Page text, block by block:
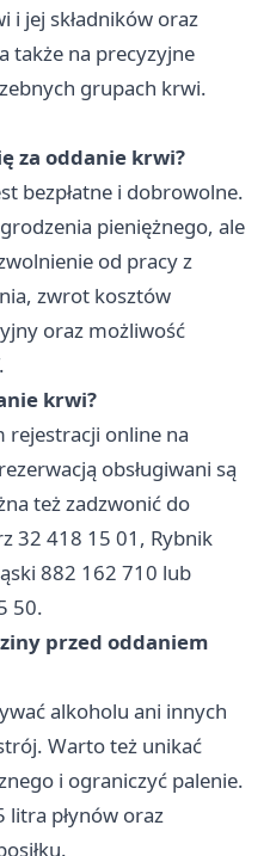
i jej składników oraz
także na precyzyjne
grupach krwi.
za oddanie krwi?
bezpłatne i dobrowolne.
pieniężnego, ale
od pracy z
zwrot kosztów
oraz możliwość
krwi?
rejestracji online na
obsługiwani są
też zadzwonić do
32 418 15 01, Rybnik
882 162 710 lub
50.
przed oddaniem
alkoholu ani innych
Warto też unikać
i ograniczyć palenie.
litra płynów oraz